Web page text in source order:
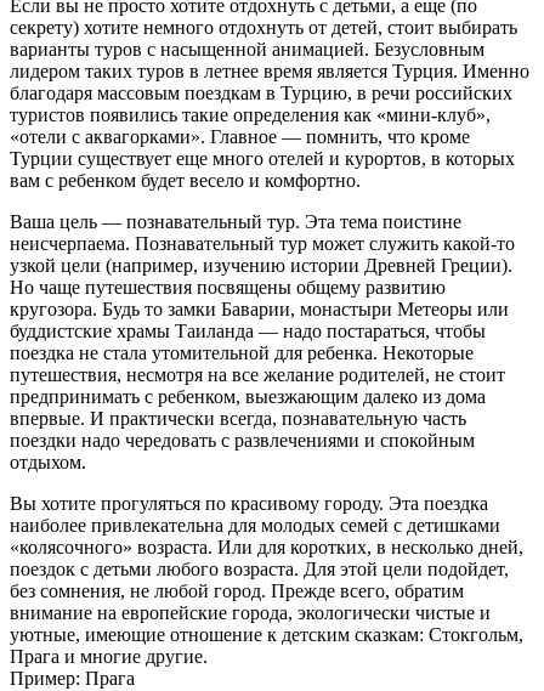
Если вы не просто хотите отдохнуть с детьми, а еще (по
секрету) хотите немного отдохнуть от детей, стоит выбирать
варианты туров с насыщенной анимацией. Безусловным
лидером таких туров в летнее время является Турция. Именно
благодаря массовым поездкам в Турцию, в речи российских
туристов появились такие определения как «мини-клуб»,
«отели с аквагорками». Главное — помнить, что кроме
Турции существует еще много отелей и курортов, в которых
вам с ребенком будет весело и комфортно.
Ваша цель — познавательный тур. Эта тема поистине
неисчерпаема. Познавательный тур может служить какой-то
узкой цели (например, изучению истории Древней Греции).
Но чаще путешествия посвящены общему развитию
кругозора. Будь то замки Баварии, монастыри Метеоры или
буддистские храмы Таиланда — надо постараться, чтобы
поездка не стала утомительной для ребенка. Некоторые
путешествия, несмотря на все желание родителей, не стоит
предпринимать с ребенком, выезжающим далеко из дома
впервые. И практически всегда, познавательную часть
поездки надо чередовать с развлечениями и спокойным
отдыхом.
Вы хотите прогуляться по красивому городу. Эта поездка
наиболее привлекательна для молодых семей с детишками
«колясочного» возраста. Или для коротких, в несколько дней,
поездок с детьми любого возраста. Для этой цели подойдет,
без сомнения, не любой город. Прежде всего, обратим
внимание на европейские города, экологически чистые и
уютные, имеющие отношение к детским сказкам: Стокгольм,
Прага и многие другие.
Пример: Прага